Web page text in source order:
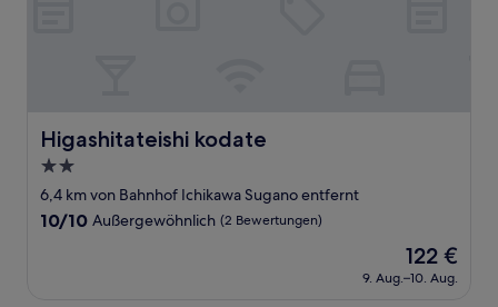
Higashitateishi kodate
Higashitateishi kodate
2.0-
Sterne-
Unterkunft
6,4 km von Bahnhof Ichikawa Sugano entfernt
10.0
10/10 Außergewöhnlich (2 Bewertungen)
Der
Preis
beträgt
122 €
9. Aug.–10. Aug.